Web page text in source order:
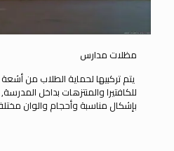
مظلات مدارس
يتم تركبيها لحماية الطلاب من
للكافتيرا والمنتزهات بداخل
بإشكال مناسبة وأحجام والوان